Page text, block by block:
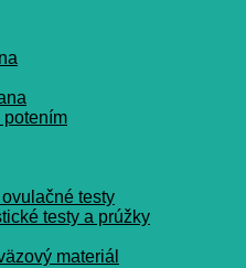
potením
testy
testy a prúžky
materiál